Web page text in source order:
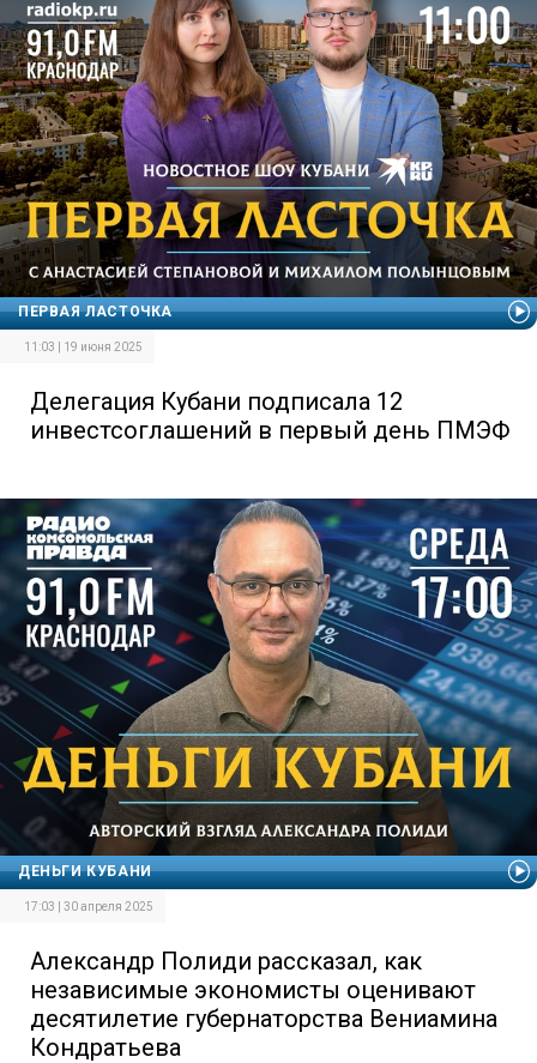
ПЕРВАЯ ЛАСТОЧКА
11:03 | 19 июня 2025
Делегация Кубани подписала 12
инвестсоглашений в первый день ПМЭФ
ДЕНЬГИ КУБАНИ
17:03 | 30 апреля 2025
Александр Полиди рассказал, как
независимые экономисты оценивают
десятилетие губернаторства Вениамина
Кондратьева